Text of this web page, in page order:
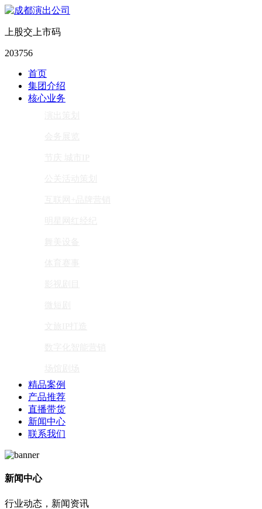
上股交上市码
203756
首页
集团介绍
核心业务
精品案例
产品推荐
直播带货
新闻中心
联系我们
新闻中心
行业动态，新闻资讯